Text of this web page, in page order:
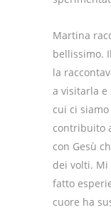
Martina
bellissimo.
la
a visitarla e
cui ci
contribuito
con Gesù
dei volti. Mi
fatto
cuore ha